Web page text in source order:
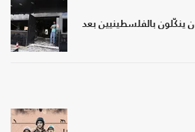
ينكّلون بالفلسطينيين بعد